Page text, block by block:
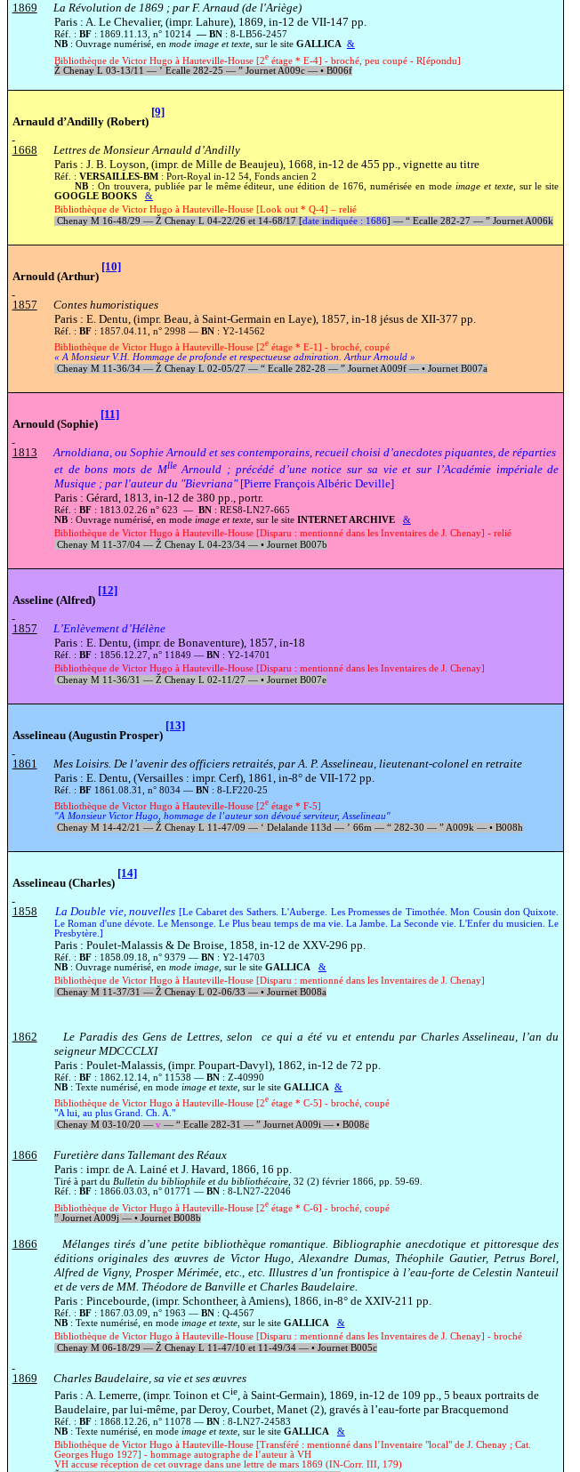
1869 La Révolution de 1869 ; par F. Arnaud (de l'Ariège)
Paris : A. Le Chevalier, (impr. Lahure), 1869, in-12 de VII-147 pp.
Réf. : BF: 1869.11.13, n° 10214— BN : 8-LB56-2457
NB: Ouvrage numérisé, en mode image et texte, sur le site GALLICA &
Bibliothèque de Victor Hugo à Hauteville-House [2eétage * E-4] - broché, peu coupé - R[épondu]
Ž Chenay L 03-13/11 — ’ Ecalle 282-25 — ”Journet A009c — •B006f
Arnauld d’Andilly (Robert)
[9]
1668
Lettres de Monsieur Arnauld d’Andilly
Paris : J. B. Loyson, (impr. de Mille de Beaujeu), 1668, in-12 de 455 pp., vignette au titre
Réf. : VERSAILLES-BM: Port-Royal in-12 54, Fonds ancien 2
NB : On trouvera, publiée par le même éditeur, une édition de 1676, numérisée en mode image et texte, sur le site
GOOGLE BOOKS
&
Bibliothèque de Victor Hugo à Hauteville-House [Look out * Q-4] – relié
Chenay M 16-48/29 — Ž Chenay L 04-22/26 et 14-68/17 [date indiquée : 1686] — “Ecalle 282-27 — ”Journet A006k
Arnould (Arthur)
[10]
1857
Contes humoristiques
Paris : E. Dentu, (impr. Beau, à Saint-Germain en Laye), 1857, in-18 jésus de XII-377 pp.
Réf. : BF: 1857.04.11, n° 2998 — BN: Y2-14562
Bibliothèque de Victor Hugo à Hauteville-House [2eétage * E-1] - broché, coupé
« A Monsieur V.H. Hommage de profonde et respectueuse admiration.Arthur Arnould »
Chenay M 11-36/34 — Ž Chenay L 02-05/27 — “ Ecalle 282-28 — ”Journet A009f — •Journet B007a
Arnould (Sophie)
[11]
1813
Arnoldiana, ou Sophie Arnould et ses contemporains, recueil choisi d’anecdotes piquantes, de réparties
et de bons mots de MlleArnould ; précédé d’une notice sur sa vie et sur l’Académie impériale de
Musique ; par l'auteur du "Bievriana" [Pierre François Albéric Deville]
Paris : Gérard, 1813, in-12 de 380 pp., portr.
Réf. : BF: 1813.02.26 n° 623 — BN: RES8-LN27-665
NB: Ouvrage numérisé, en mode image et texte, sur le site INTERNET ARCHIVE
&
Bibliothèque de Victor Hugo à Hauteville-House [Disparu : mentionné dans les Inventaires de J. Chenay] - relié
Chenay M 11-37/04 — Ž Chenay L 04-23/34 — •Journet B007b
Asseline (Alfred)
[12]
1857
L’Enlèvement d’Hélène
Paris : E. Dentu, (impr. de Bonaventure), 1857, in-18
Réf. : BF: 1856.12.27, n° 11849 — BN: Y2-14701
Bibliothèque de Victor Hugo à Hauteville-House [Disparu : mentionné dans les Inventaires de J. Chenay]
Chenay M 11-36/31 — Ž Chenay L 02-11 /27 — •Journet B007e
Asselineau (Augustin Prosper)
[13]
1861
Mes Loisirs. De l’avenir des officiers retraités, par A. P. Asselineau, lieutenant-colonel en retraite
Paris : E. Dentu, (Versailles : impr. Cerf), 1861, in-8° de VII-172 pp.
Réf. : BF1861.08.31, n° 8034 — BN: 8-LF220-25
Bibliothèque de Victor Hugo à Hauteville-House [2eétage * F-5]
"A Monsieur Victor Hugo, hommage de l’auteur son dévoué serviteur, Asselineau"
Chenay M 14-42/21 — Ž Chenay L 11-47/09 — ‘ Delalande 113d — ’ 66m — “ 282-30 — ”A009k— • B008h
Asselineau (Charles)
[14]
1858 La Double vie, nouvelles [Le Cabaret des Sathers. L'Auberge. Les Promesses de Timothée. Mon Cousin don Quixote.
Le Roman d'une dévote. Le Mensonge. Le Plus beau temps de ma vie. La Jambe. La Seconde vie. L'Enfer du musicien. Le
Presbytère.]
Paris : Poulet-Malassis & De Broise, 1858, in-12 de XXV-296 pp.
Réf. : BF: 1858.09.18, n° 9379 — BN: Y2-14703
NB: Ouvrage numérisé, en mode image, sur le site GALLICA
&
Bibliothèque de Victor Hugo à Hauteville-House [Disparu : mentionné dans les Inventaires de J. Chenay]
Chenay M 11-37/31 — Ž Chenay L 02-06/33 — •Journet B008a
1862
Le Paradis des Gens de Lettres, selon ce qui a été vu et entendu par Charles Asselineau, l’an du
seigneur MDCCCLXI
Paris : Poulet-Malassis, (impr. Poupart-Davyl), 1862, in-12 de 72 pp.
Réf. : BF: 1862.12.14, n° 11538 — BN: Z-40990
NB: Texte numérisé, en mode image et texte, sur le site GALLICA
&
Bibliothèque de Victor Hugo à Hauteville-House [2eétage * C-5] - broché, coupé
"A lui, au plus Grand. Ch. A."
Chenay M 03-10/20 — v— “ Ecalle 282-31 — ”Journet A009i — •B008c
1866
Furetière dans Tallemant des Réaux
Paris : impr. de A. Lainé et J. Havard, 1866, 16 pp.
Tiré à part du Bulletin du bibliophile et du bibliothécaire, 32 (2) février 1866, pp. 59-69.
Réf. : BF: 1866.03.03, n° 01771 — BN : 8-LN27-22046
Bibliothèque de Victor Hugo à Hauteville-House [2eétage * C-6] - broché, coupé
”Journet A009j — •Journet B008b
1866
Mélanges tirés d’une petite bibliothèque romantique. Bibliographie anecdotique et pittoresque des
éditions originales des œuvres de Victor Hugo, Alexandre Dumas, Théophile Gautier, Petrus Borel,
Alfred de Vigny, Prosper Mérimée, etc., etc. Illustres d’un frontispice à l’eau-forte de Celestin Nanteuil
et de vers de MM. Théodore de Banville et Charles Baudelaire.
Paris : Pincebourde, (impr. Schontheer, à Amiens), 1866, in-8° de XXIV-211 pp.
Réf. : BF: 1867.03.09, n° 1963 — BN: Q-4567
NB: Texte numérisé, en mode image et texte, sur le site GALLICA
&
Bibliothèque de Victor Hugo à Hauteville-House [Disparu : mentionné dans les Inventaires de J. Chenay] - broché
Chenay M 06-18/29 — Ž Chenay L 11-47/10 et 11-49/34 — •Journet B005c
1869
Charles Baudelaire, sa vie et ses œuvres
Paris : A. Lemerre, (impr. Toinon et Cie, à Saint-Germain), 1869, in-12 de 109 pp., 5 beaux portraits de
Baudelaire, par lui-même, par Deroy, Courbet, Manet (2), gravés à l’eau-forte par Bracquemond
Réf. : BF: 1868.12.26, n° 11078 — BN : 8-LN27-24583
NB: Texte numérisé, en mode image et texte, sur le site GALLICA
&
Bibliothèque de Victor Hugo à Hauteville-House [Transféré : mentionné dans l’Inventaire "local" de J. Chenay ; Cat.
Georges Hugo 1927] - hommage autographe de l’auteur à VH
VH accuse réception de cet ouvrage dans une lettre de mars 1869 (IN-Corr. III, 179)